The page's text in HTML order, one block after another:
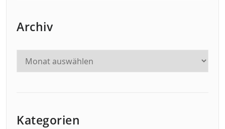
Archiv
Kategorien